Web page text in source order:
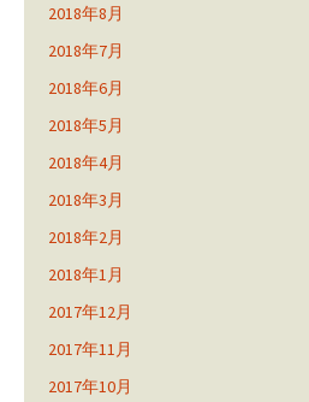
2018年8月
2018年7月
2018年6月
2018年5月
2018年4月
2018年3月
2018年2月
2018年1月
2017年12月
2017年11月
2017年10月